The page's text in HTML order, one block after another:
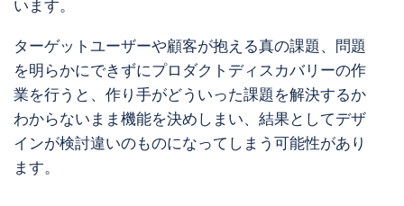
います。
ターゲットユーザーや顧客が抱える真の課題、問題
を明らかにできずにプロダクトディスカバリーの作
業を行うと、作り手がどういった課題を解決するか
わからないまま機能を決めしまい、結果としてデザ
インが検討違いのものになってしまう可能性があり
ます。